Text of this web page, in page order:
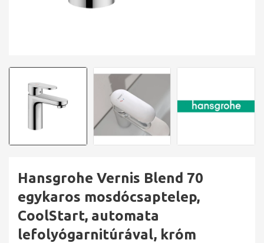
Hansgrohe Vernis Blend 70
egykaros mosdócsaptelep,
CoolStart, automata
lefolyógarnitúrával, króm